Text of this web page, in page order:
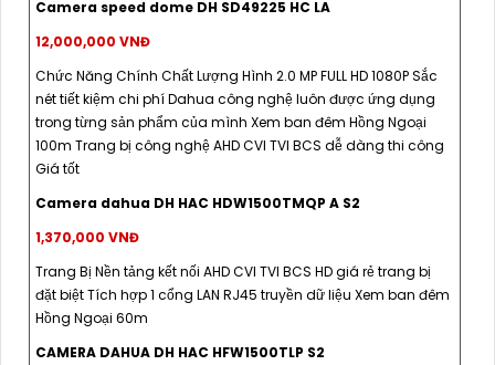
Camera speed dome DH SD49225 HC LA
12,000,000 VNĐ
Chức Năng Chính Chất Lượng Hình 2.0 MP FULL HD 1080P Sắc
nét tiết kiệm chi phí Dahua công nghệ luôn được ứng dụng
trong từng sản phẩm của mình Xem ban đêm Hồng Ngoại
100m Trang bị công nghệ AHD CVI TVI BCS dễ dàng thi công
Giá tốt
Camera dahua DH HAC HDW1500TMQP A S2
1,370,000 VNĐ
Trang Bị Nền tảng kết nối AHD CVI TVI BCS HD giá rẻ trang bị
đặt biệt Tích hợp 1 cổng LAN RJ45 truyền dữ liệu Xem ban đêm
Hồng Ngoại 60m
CAMERA DAHUA DH HAC HFW1500TLP S2